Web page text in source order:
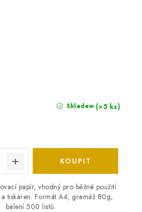
Skladem (>5 ks)
papír, vhodný pro běžné použití
tiskáren. Formát A4, gramáž 80g,
balení 500 listů.